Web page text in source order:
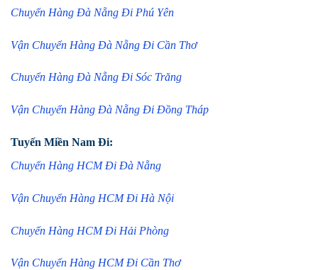
Chuyển Hàng Đà Nẵng Đi Phú Yên
Vận Chuyển Hàng Đà Nẵng Đi Cần Thơ
Chuyển Hàng Đà Nẵng Đi Sóc Trăng
Vận Chuyển Hàng Đà Nẵng Đi Đồng Tháp
Tuyến Miền Nam Đi:
Chuyển Hàng HCM Đi Đà Nẵng
Vận Chuyển Hàng HCM Đi Hà Nội
Chuyển Hàng HCM Đi Hải Phòng
Vận Chuyển Hàng HCM Đi Cần Thơ